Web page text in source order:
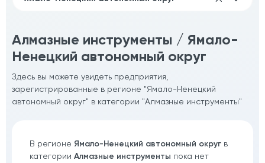
Алмазные инструменты / Ямало-
Ненецкий автономный округ
Здесь вы можете увидеть предприятия,
зарегистрированные в регионе "Ямало-Ненецкий
автономный округ" в категории "Алмазные инструменты"
В регионе Ямало-Ненецкий автономный округ в
категории Алмазные инструменты пока нет